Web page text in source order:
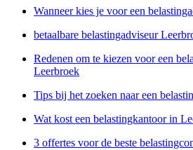
Wanneer kies je voor een
betaalbare belastingadviseur
Redenen om te kiezen voor een
Leerbroek
Tips bij het zoeken naar een
Wat kost een belastingkantoor in
3 offertes voor de beste